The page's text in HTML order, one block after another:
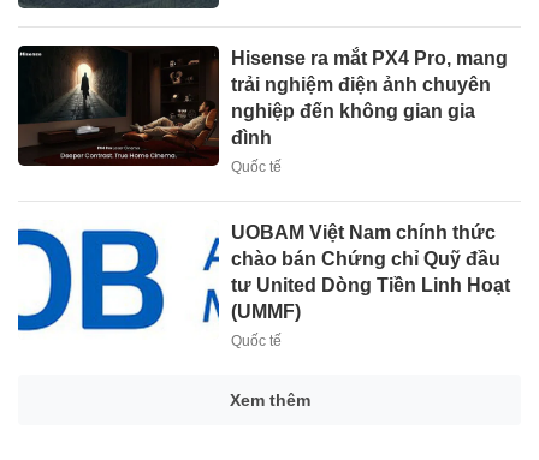
Hisense ra mắt PX4 Pro, mang
trải nghiệm điện ảnh chuyên
nghiệp đến không gian gia
đình
Quốc tế
UOBAM Việt Nam chính thức
chào bán Chứng chỉ Quỹ đầu
tư United Dòng Tiền Linh Hoạt
(UMMF)
Quốc tế
Toyota tiếp tục là hãng xe bán